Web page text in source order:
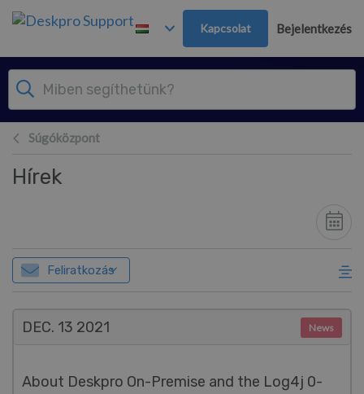
Továbblépés a fő tartalomra
Kapcsolat Bejelentkezés
Súgóközpont
Hírek
Feliratkozás
DEC. 13 2021
About Deskpro On-Premise and the Log4j 0-
News